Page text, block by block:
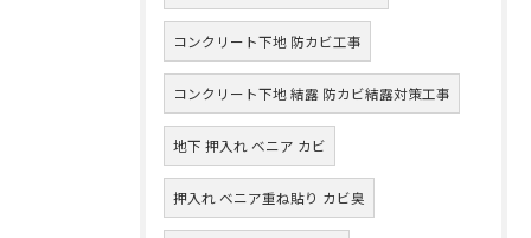
コンクリート下地 防カビ工事
コンクリート下地 結露 防カビ結露対策工事
地下 押入れ ベニア カビ
押入れ ベニア重ね貼り カビ臭